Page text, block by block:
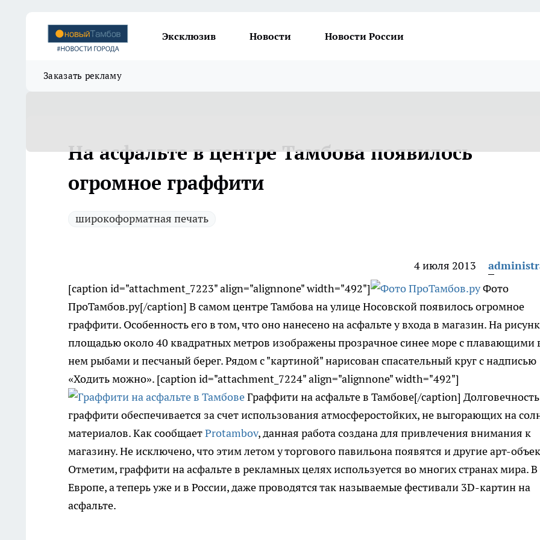
Эксклюзив Новости Новости России
Заказать рекламу
На асфальте в центре Тамбова появилось
огромное граффити
широкоформатная печать
4 июля 2013
[caption id="attachment_7223" align="alignnone" width="492"]
Фото
ПроТамбов.ру[/caption] В самом центре Тамбова на улице Носовской появилось огромное
граффити. Особенность его в том, что оно нанесено на асфальте у входа в магазин. На
площадью около 40 квадратных метров изображены прозрачное синее море с плавающими
нем рыбами и песчаный берег. Рядом с "картиной" нарисован спасательный круг с надписью
«Ходить можно». [caption id="attachment_7224" align="alignnone" width="492"]
Граффити на асфальте в Тамбове[/caption] Долговечность
граффити обеспечивается за счет использования атмосферостойких, не выгорающих на
материалов. Как сообщаетProtambov, данная работа создана для привлечения внимания к
магазину. Не исключено, что этим летом у торгового павильона появятся и другие арт-
Отметим, граффити на асфальте в рекламных целях используется во многих странах мира. В
Европе, а теперь уже и в России, даже проводятся так называемые фестивали 3D-картин на
асфальте.